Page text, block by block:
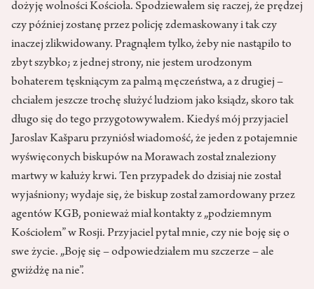
dożyję wolności Kościoła. Spodziewałem się raczej, że prędzej
czy później zostanę przez policję zdemaskowany i tak czy
inaczej zlikwidowany. Pragnąłem tylko, żeby nie nastąpiło to
zbyt szybko; z jednej strony, nie jestem urodzonym
bohaterem tęskniącym za palmą męczeństwa, a z drugiej –
chciałem jeszcze trochę służyć ludziom jako ksiądz, skoro tak
długo się do tego przygotowywałem. Kiedyś mój przyjaciel
Jaroslav Kašparu przyniósł wiadomość, że jeden z potajemnie
wyświęconych biskupów na Morawach został znaleziony
martwy w kałuży krwi. Ten przypadek do dzisiaj nie został
wyjaśniony; wydaje się, że biskup został zamordowany przez
agentów KGB, ponieważ miał kontakty z „podziemnym
Kościołem” w Rosji. Przyjaciel pytał mnie, czy nie boję się o
swe życie. „Boję się – odpowiedziałem mu szczerze – ale
gwiżdżę na nie”.